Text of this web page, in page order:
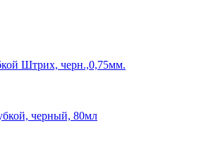
Штрих, черн.,0,75мм.
черный, 80мл